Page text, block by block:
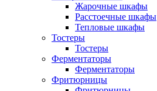
Жарочные шкафы
Расстоечные шкафы
Тепловые шкафы
Тостеры
Тостеры
Ферментаторы
Ферментаторы
Фритюрницы